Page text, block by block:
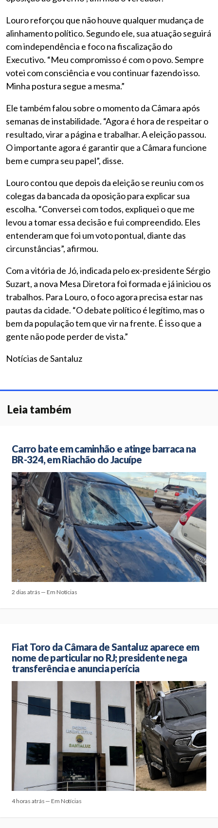
Louro reforçou que não houve qualquer mudança de
alinhamento político. Segundo ele, sua atuação seguirá
com independência e foco na fiscalização do
Executivo. “Meu compromisso é com o povo. Sempre
votei com consciência e vou continuar fazendo isso.
Minha postura segue a mesma.”
Ele também falou sobre o momento da Câmara após
semanas de instabilidade. “Agora é hora de respeitar o
resultado, virar a página e trabalhar. A eleição passou.
O importante agora é garantir que a Câmara funcione
bem e cumpra seu papel”, disse.
Louro contou que depois da eleição se reuniu com os
colegas da bancada da oposição para explicar sua
escolha. “Conversei com todos, expliquei o que me
levou a tomar essa decisão e fui compreendido. Eles
entenderam que foi um voto pontual, diante das
circunstâncias”, afirmou.
Com a vitória de Jó, indicada pelo ex-presidente Sérgio
Suzart, a nova Mesa Diretora foi formada e já iniciou os
trabalhos. Para Louro, o foco agora precisa estar nas
pautas da cidade. “O debate político é legítimo, mas o
bem da população tem que vir na frente. É isso que a
gente não pode perder de vista.”
Notícias de Santaluz
Leia também
Carro bate em caminhão e atinge barraca na
BR-324, em Riachão do Jacuípe
2 dias atrás — Em Notícias
Fiat Toro da Câmara de Santaluz aparece em
nome de particular no RJ; presidente nega
transferência e anuncia perícia
4 horas atrás — Em Notícias